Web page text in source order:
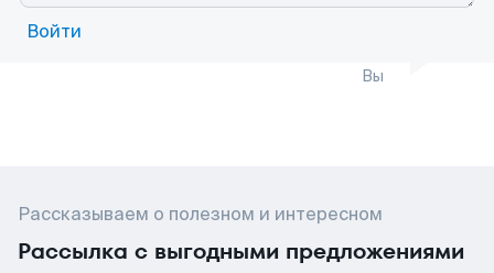
Войти
Вы
Рассказываем о полезном и интересном
Рассылка с выгодными предложениями